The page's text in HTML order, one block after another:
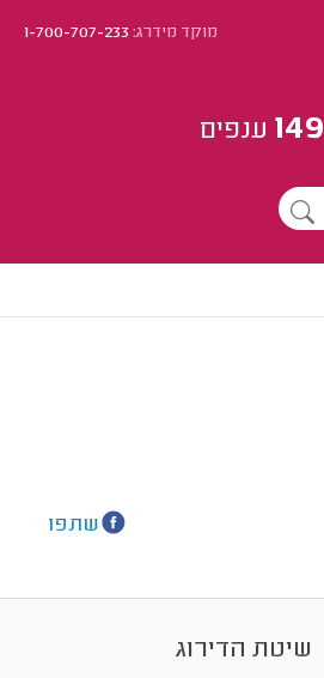
מוקד מידרג:1-700-707-233
149 ענפים
שתפו
שיטת הדירוג